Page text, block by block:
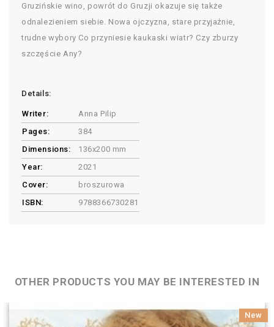
Gruzińskie wino, powrót do Gruzji okazuje się także
odnalezieniem siebie. Nowa ojczyzna, stare przyjaźnie,
trudne wybory Co przyniesie kaukaski wiatr? Czy zburzy
szczęście Any?
Details:
Writer:
Anna Pilip
Pages:
384
Dimensions:
136x200 mm
Year:
2021
Cover:
broszurowa
ISBN:
9788366730281
OTHER PRODUCTS YOU MAY BE INTERESTED IN
New